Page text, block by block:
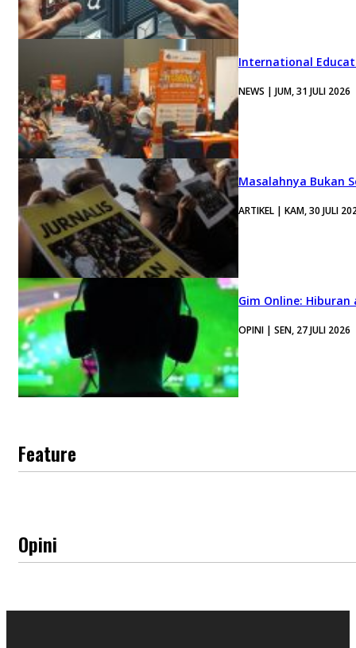
International
NEWS | JUM, 31 JULI 2026
Masalahnya Bukan
ARTIKEL | KAM, 30 JULI
Gim Online:
OPINI | SEN, 27 JULI 2026
Feature
Opini